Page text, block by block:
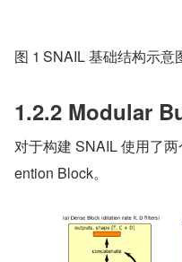
图 1	SNAIL 基础结构示意
1.2.2 Modular
对于构建 SNAIL 使用了
ention Block。